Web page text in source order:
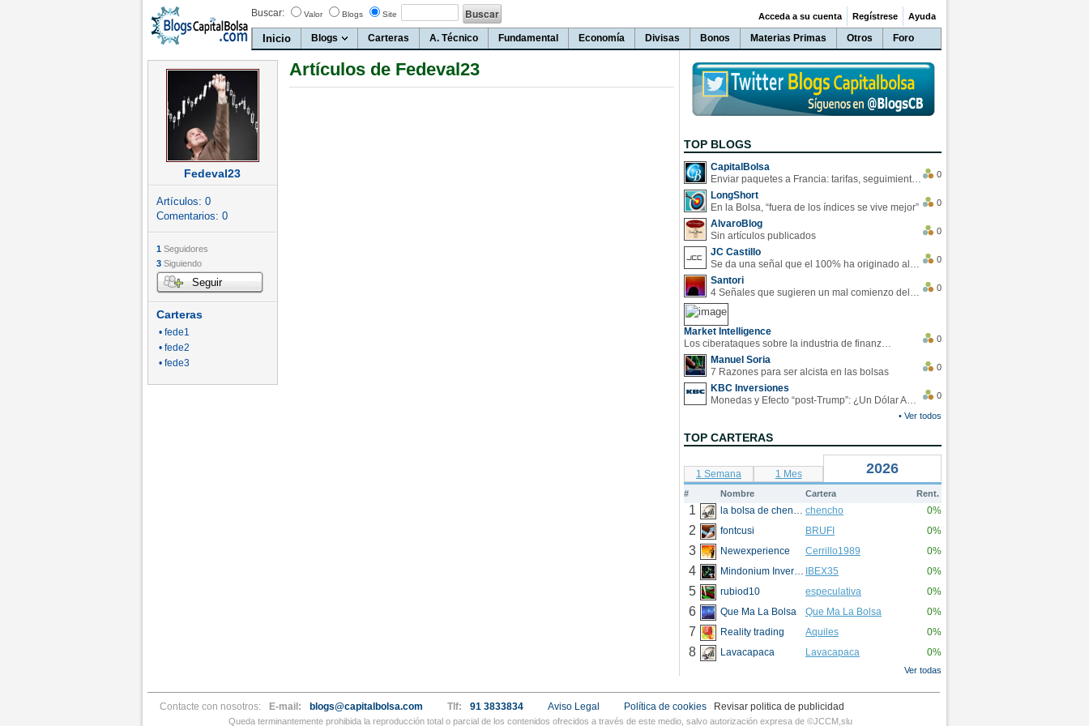
Buscar: Valor Blogs Site
Inicio Blogs Carteras A. Técnico Fundamental Economía Divisas Bonos Materias Primas Otros Foro
Acceda a su cuenta Regístrese Ayuda
Fedeval23
Artículos: 0
Comentarios: 0
1 Seguidores
3 Siguiendo
Seguir
Carteras
• fede1
• fede2
• fede3
Artículos de Fedeval23
TOP BLOGS
CapitalBolsa
Enviar paquetes a Francia: tarifas, seguimiento y ventajas destacadas
0
LongShort
En la Bolsa, “fuera de los índices se vive mejor”
0
AlvaroBlog
Sin artículos publicados
0
JC Castillo
Se da una señal que el 100% ha originado alzas en las bolsas
0
Santori
4 Señales que sugieren un mal comienzo del 3T de la economía EEUU
0
Market Intelligence
Los ciberataques sobre la industria de finanzas se han duplicado este año
0
Manuel Soria
7 Razones para ser alcista en las bolsas
0
KBC Inversiones
Monedas y Efecto “post-Trump”: ¿Un Dólar Americano operando en rangos?
0
• Ver todos
TOP CARTERAS
1 Semana 1 Mes 2026
# Nombre Cartera Rent.
1 la bolsa de chencho chencho 0%
2 fontcusi BRUFI 0%
3 Newexperience Cerrillo1989 0%
4 Mindonium Inversions IBEX35 0%
5 rubiod10 especulativa 0%
6 Que Ma La Bolsa Que Ma La Bolsa 0%
7 Reality trading Aquiles 0%
8 Lavacapaca Lavacapaca 0%
Ver todas
Contacte con nosotros: E-mail: blogs@capitalbolsa.com Tlf: 91 3833834 Aviso Legal Revisar politica de publicidad
Política de cookies
Queda terminantemente prohibida la reproducción total o parcial de los contenidos ofrecidos a través de este medio, salvo autorización expresa de ©JCCM,slu